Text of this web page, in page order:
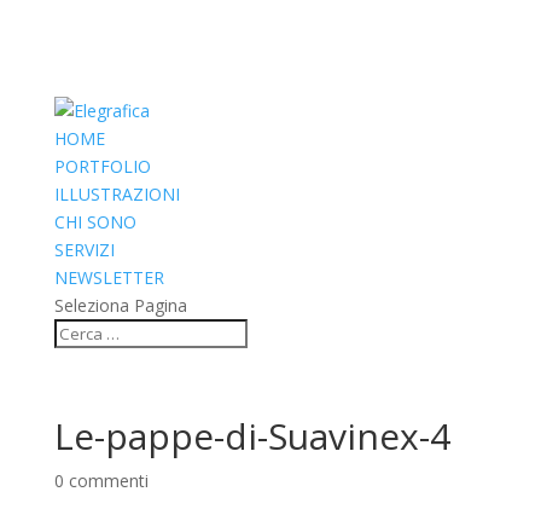
HOME
PORTFOLIO
ILLUSTRAZIONI
CHI SONO
SERVIZI
NEWSLETTER
Seleziona Pagina
Le-pappe-di-Suavinex-4
0 commenti